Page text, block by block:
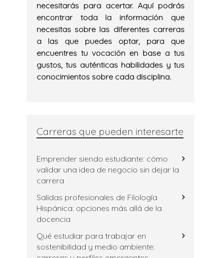
necesitarás para acertar. Aquí podrás
encontrar toda la información que
necesitas sobre las diferentes carreras
a las que puedes optar, para que
encuentres tu vocación en base a tus
gustos, tus auténticas habilidades y tus
conocimientos sobre cada disciplina.
Carreras que pueden interesarte
Emprender siendo estudiante: cómo
validar una idea de negocio sin dejar la
carrera
Salidas profesionales de Filología
Hispánica: opciones más allá de la
docencia
Qué estudiar para trabajar en
sostenibilidad y medio ambiente: